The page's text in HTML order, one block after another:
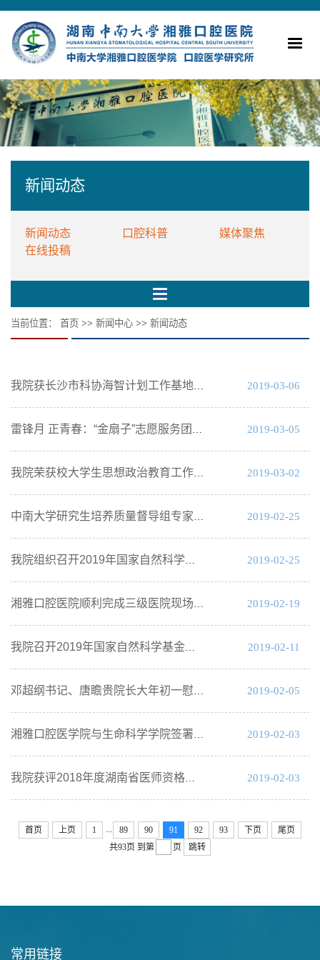
新闻动态
新闻动态 口腔科普
媒体聚焦
在线投稿
当前位置： 首页 >> 新闻中心 >> 新闻动态
我院获长沙市科协海智计划工作基地授牌 2019-03-06
雷锋月 正青春：“金扇子”志愿服务团开展社区服务活动 2019-03-05
我院荣获校大学生思想政治教育工作先进单位 2019-03-02
中南大学研究生培养质量督导组专家来院指导工作 2019-02-25
我院组织召开2019年国家自然科学基金申报点评和修改会 2019-02-25
湘雅口腔医院顺利完成三级医院现场评审 2019-02-19
我院召开2019年国家自然科学基金申报汇报会 2019-02-11
邓超纲书记、唐瞻贵院长大年初一慰问坚守岗位职工 2019-02-05
湘雅口腔医学院与生命科学学院签署推进科研与学科建设合作框架协议 2019-02-03
我院获评2018年度湖南省医师资格考试优秀基地 2019-02-03
首页 上页 1 ... 89 90 91 92 93 下页
尾页
共93页 到第 页 跳转
常用链接